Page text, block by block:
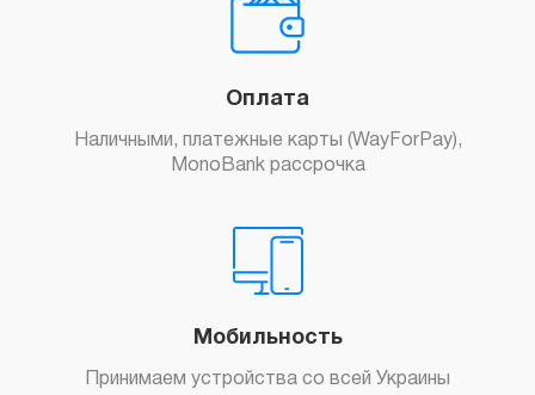
Оплата
Наличными, платежные карты (WayForPay),
MonoBank рассрочка
Мобильность
Принимаем устройства со всей Украины